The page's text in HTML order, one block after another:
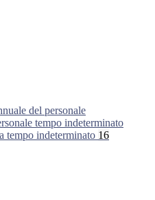
del personale
tempo indeterminato
tempo indeterminato 16